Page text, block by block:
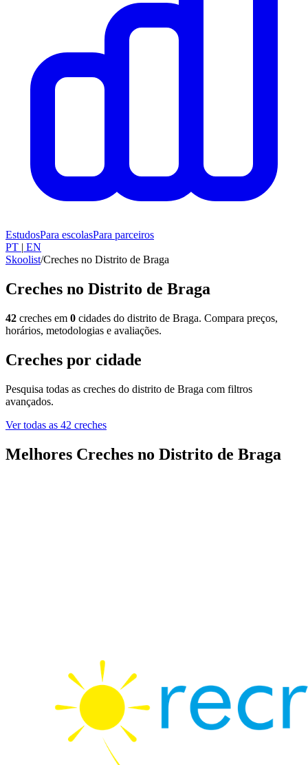
EstudosPara escolasPara parceiros
PT | EN
Skoolist/Creches no Distrito de Braga
Creches no Distrito de Braga
42 creches em 0 cidades do distrito de Braga. Compara preços,
horários, metodologias e avaliações.
Creches por cidade
Pesquisa todas as creches do distrito de Braga com filtros
avançados.
Ver todas as 42 creches
Melhores Creches no Distrito de Braga